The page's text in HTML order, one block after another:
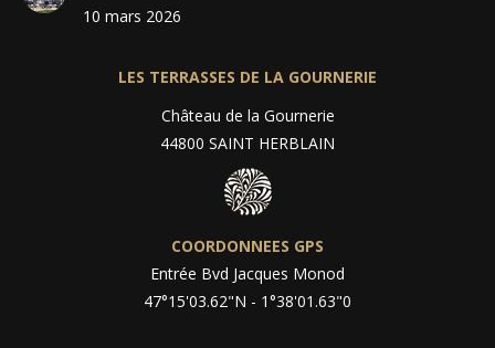
10 mars 2026
LES TERRASSES DE LA GOURNERIE
Château de la Gournerie
44800 SAINT HERBLAIN
COORDONNEES GPS
Entrée Bvd Jacques Monod
47°15'03.62"N - 1°38'01.63"0